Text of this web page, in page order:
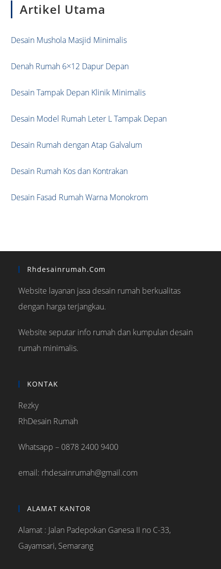
Artikel Utama
Desain Mushola Masjid Minimalis
Denah Rumah 6×12 Dapur Depan
Desain Tampak Depan Klinik Minimalis
Desain Model Rumah Leter L Tampak Depan
Desain Rumah dengan Atap Galvalum
Desain Rumah Kos dan Kontrakan
Desain Fasad Rumah Warna Monokrom
Rhdesainrumah.com
Website layanan jasa desain rumah berkualitas
dengan harga terjangkau.
Website seputar info rumah dan kumpulan desain
rumah minimalis.
KONTAK
Rezky
RhDesain Rumah
Whatsapp – 0878 2400 9400
email: rhdesainrumah@gmail.com
ALAMAT KANTOR
Alamat : Jalan Padepokan Ganesa II no C-33,
Gayamsari, Semarang